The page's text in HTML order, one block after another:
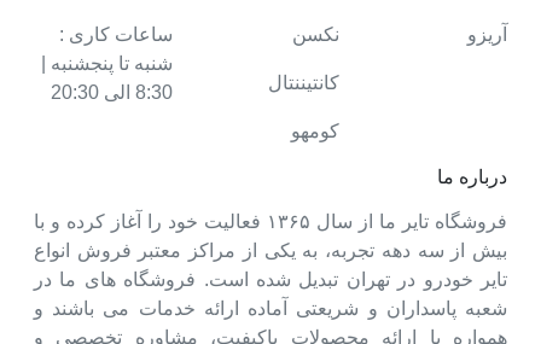
درباره ما
فروشگاه تایر ما از سال ۱۳۶۵ فعالیت خود را آغاز کرده و با
بیش از سه دهه تجربه، به یکی از مراکز معتبر فروش انواع
تایر خودرو در تهران تبدیل شده است. فروشگاه های ما در
شعبه پاسداران و شریعتی آماده ارائه خدمات می باشند و
همواره با ارائه محصولات باکیفیت، مشاوره تخصصی و
آریزو نکسن
کانتیننتال
کومهو
ساعات کاری :
شنبه تا پنجشنبه |
8:30 الی 20:30